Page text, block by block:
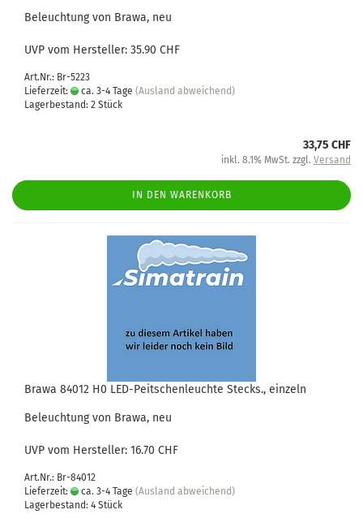
Beleuchtung von Brawa, neu
UVP vom Hersteller: 35.90 CHF
Art.Nr.: Br-5223
Lieferzeit:
ca. 3-4 Tage (Ausland abweichend)
Lagerbestand: 2 Stück
33,75 CHF
inkl. 8.1% MwSt. zzgl. Versand
IN DEN WARENKORB
Brawa 84012 H0 LED-Peitschenleuchte Stecks., einzeln
Beleuchtung von Brawa, neu
UVP vom Hersteller: 16.70 CHF
Art.Nr.: Br-84012
Lieferzeit:
ca. 3-4 Tage (Ausland abweichend)
Lagerbestand: 4 Stück